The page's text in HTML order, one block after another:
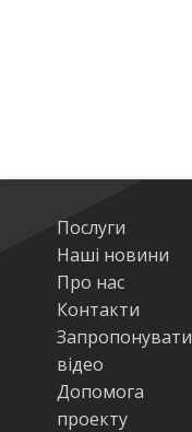
Послуги
Наші новини
Про нас
Контакти
Запропонувати
відео
Допомога
проекту